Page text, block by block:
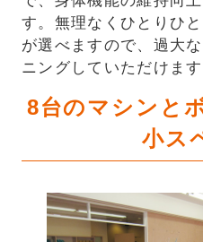
す。無理なくひとりひ
が選べますので、過大
ニングしていただけます
8台のマシンと
小ス